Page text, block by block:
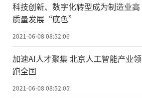
科技创新、数字化转型成为制造业高
质量发展“底色”
2021-06-08 08:52:06
加速AI人才聚集 北京人工智能产业领
跑全国
2021-06-08 08:52:05